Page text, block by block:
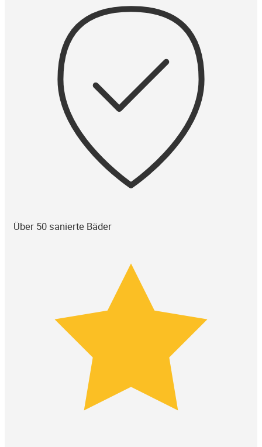
Über 50 sanierte Bäder